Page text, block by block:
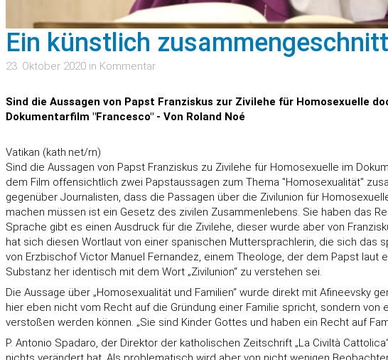
Ein künstlich
23. Oktober 2020 in Kommentar
Sind die Aussagen von Papst Franziskus zur Zivilehe für Homosexuelle
Dokumentarfilm "Francesco" - Von Roland Noé
Vatikan (kath.net/rn)
Sind die Aussagen von Papst Franziskus zu Zivilehe für Homosexuelle im
dem Film offensichtlich zwei Papstaussagen zum Thema "Homosexualität"
gegenüber Journalisten, dass die Passagen über die Zivilunion für
machen müssen ist ein Gesetz des zivilen Zusammenlebens. Sie haben das
Sprache gibt es einen Ausdruck für die Zivilehe, dieser wurde aber von
hat sich diesen Wortlaut von einer spanischen Muttersprachlerin, die sich das
von Erzbischof Victor Manuel Fernandez, einem Theologe, der dem Papst
Substanz her identisch mit dem Wort „Zivilunion“ zu verstehen sei.
Die Aussage über „Homosexualität und Familien“ wurde direkt mit Afineevsky
hier eben nicht vom Recht auf die Gründung einer Familie spricht, sondern
verstoßen werden können. „Sie sind Kinder Gottes und haben ein Recht auf
P. Antonio Spadaro, der Direktor der katholischen Zeitschrift „La Civiltà